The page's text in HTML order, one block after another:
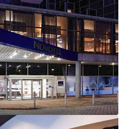
groups. The hotels benefit from
global marketing reach,
programmes, and
distribution channels.
situated in markets
activity and leisure
tourism attractions and
links.
potential with asset management
across the portfolio to
on.